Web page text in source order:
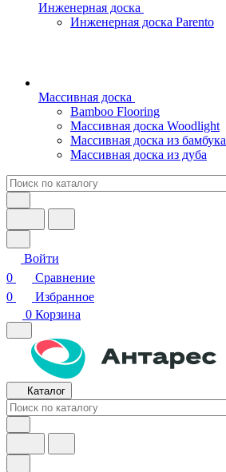
Инженерная доска
Инженерная доска Parento
Массивная доска
Bamboo Flooring
Массивная доска Woodlight
Массивная доска из бамбука
Массивная доска из дуба
Войти
0
Сравнение
0
Избранное
0 Корзина
Каталог